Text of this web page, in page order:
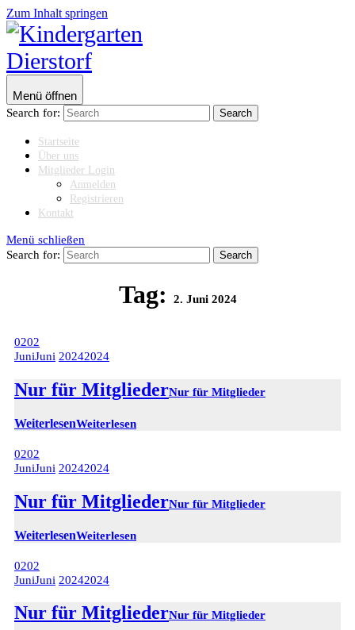
Zum Inhalt springen
Menü öffnen
Search for:
Startseite
Über uns
Mitglieder Login
Anmelden
Registrieren
Kontakt
Menü schließen
Search for:
Tag: 2. Juni 2024
0202
JuniJuni 20242024
Nur für MitgliederNur für Mitglieder
WeiterlesenWeiterlesen
0202
JuniJuni 20242024
Nur für MitgliederNur für Mitglieder
WeiterlesenWeiterlesen
0202
JuniJuni 20242024
Nur für MitgliederNur für Mitglieder